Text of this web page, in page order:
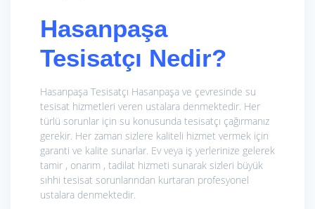
Hasanpaşa
Tesisatçı Nedir?
Hasanpaşa Tesisatçı Hasanpaşa ve çevresinde su
tesisat hizmetleri veren ustalara denmektedir. Her
türlü sorunlar için su konusunda tesisatçı çağırmanız
gerekir. Her zaman sizlere kaliteli hizmet vermek için
garanti ve kalite sunarlar. Ev veya iş yerlerinize gelerek
tamir , onarım , tadilat hizmeti sunarak sizleri büyük
sıhhi tesisat sorunlarından kurtaran profesyonel
ustalara denmektedir.